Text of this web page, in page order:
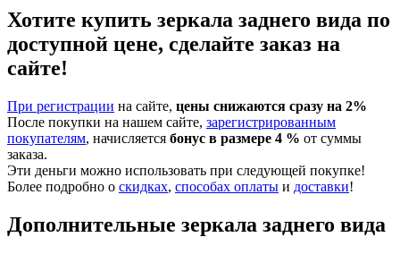
Хотите купить зеркала заднего вида по
доступной цене, сделайте заказ на
сайте!
При регистрации на сайте, цены снижаются сразу на 2%
После покупки на нашем сайте, зарегистрированным
покупателям, начисляется бонус в размере 4 % от суммы
заказа.
Эти деньги можно использовать при следующей покупке!
Более подробно о скидках, способах оплаты и доставки!
Дополнительные зеркала заднего вида